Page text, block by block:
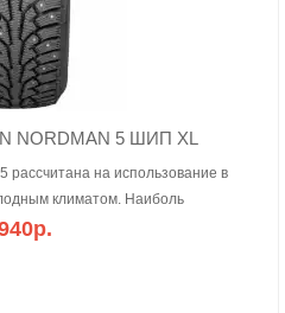
NORDMAN 5 ШИП XL
на использование в
климатом. Наиболь